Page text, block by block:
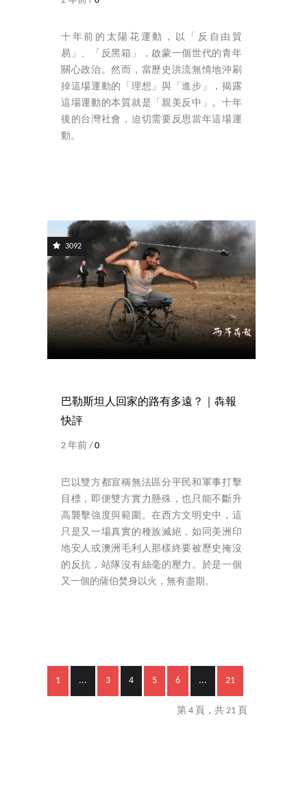
十年前的太陽花運動，以「反自由貿
易」、「反黑箱」，啟蒙一個世代的青年
關心政治。然而，當歷史洪流無情地沖刷
掉這場運動的「理想」與「進步」，揭露
這場運動的本質就是「親美反中」。十年
後的台灣社會，迫切需要反思當年這場運
動。
3092
巴勒斯坦人回家的路有多遠？｜犇報
快評
2 年前 / 0
巴以雙方都宣稱無法區分平民和軍事打擊
目標，即便雙方實力懸殊，也只能不斷升
高襲擊強度與範圍。在西方文明史中，這
只是又一場真實的種族滅絕，如同美洲印
地安人或澳洲毛利人那樣終要被歷史掩沒
的反抗，站隊沒有絲毫的壓力。於是一個
又一個的薩伯焚身以火，無有盡期。
1 ... 3 4 5 6 ... 21
第 4 頁，共 21 頁